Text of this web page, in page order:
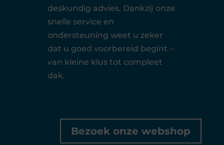
deskundig advies. Dankzij onze
snelle service en
ondersteuning weet u zeker
dat u goed voorbereid begint –
van kleine klus tot compleet
dak.
Bezoek onze webshop